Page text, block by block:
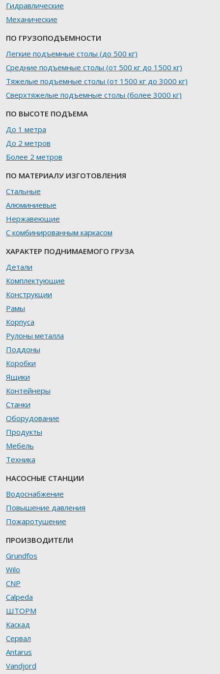
Гидравлические
Механические
ПО ГРУЗОПОДЪЕМНОСТИ
Легкие подъемные столы (до 500 кг)
Средние подъемные столы (от 500 кг до 1500 кг)
Тяжелые подъемные столы (от 1500 кг до 3000 кг)
Сверхтяжелые подъемные столы (более 3000 кг)
ПО ВЫСОТЕ ПОДЪЕМА
До 1 метра
До 2 метров
Более 2 метров
ПО МАТЕРИАЛУ ИЗГОТОВЛЕНИЯ
Стальные
Алюминиевые
Нержавеющие
С комбинированным каркасом
ХАРАКТЕР ПОДНИМАЕМОГО ГРУЗА
Детали
Комплектующие
Конструкции
Рамы
Корпуса
Рулоны металла
Поддоны
Коробки
Ящики
Контейнеры
Станки
Оборудование
Продукты
Мебель
Техника
НАСОСНЫЕ СТАНЦИИ
Водоснабжение
Повышение давления
Пожаротушение
ПРОИЗВОДИТЕЛИ
Grundfos
Wilo
CNP
Calpeda
ШТОРМ
Каскад
Сервал
Antarus
Vandjord